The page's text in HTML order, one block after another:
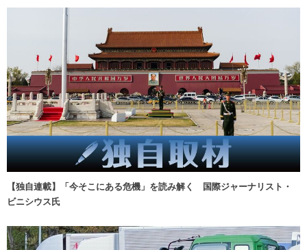
【独自連載】「今そこにある危機」を読み解く 国際ジャーナリスト・
ビニシウス氏